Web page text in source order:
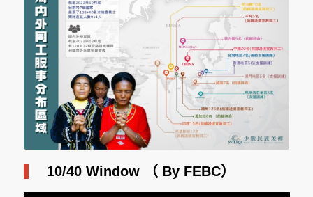
10/40 Window （ By FEBC）